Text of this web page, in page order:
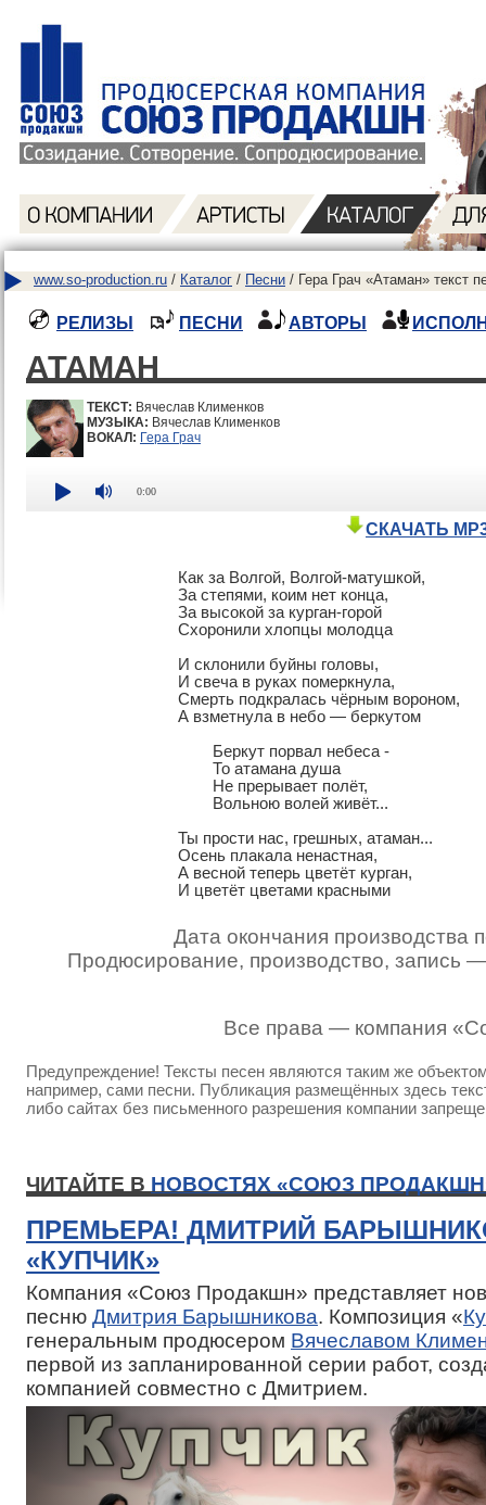
www.so-production.ru / Каталог / Песни / Гера Грач «Атаман» текст
РЕЛИЗЫ ПЕСНИ АВТОРЫ
АТАМАН
ТЕКСТ: Вячеслав Клименков
МУЗЫКА: Вячеслав Клименков
ВОКАЛ: Гера Грач
0:00
СКАЧАТЬ
Как за Волгой, Волгой-матушкой,
За степями, коим нет конца,
За высокой за курган-горой
Схоронили хлопцы молодца
И склонили буйны головы,
И свеча в руках померкнула,
Смерть подкралась чёрным вороном,
А взметнула в небо — беркутом
Ты прости нас, грешных, атаман...
Осень плакала ненастная,
А весной теперь цветёт курган,
И цветёт цветами красными
Дата окончания производства
Продюсирование, производство, запись
Все права — компания
Предупреждение! Тексты песен являются таким же
например, сами песни. Публикация размещённых здесь
либо сайтах без письменного разрешения компании
ЧИТАЙТЕ В НОВОСТЯХ «СОЮЗ
ПРЕМЬЕРА! ДМИТРИЙ
«КУПЧИК»
Компания «Союз Продакшн» представляет
песню Дмитрия Барышникова. Композиция «
генеральным продюсером Вячеславом
первой из запланированной серии работ,
компанией совместно с Дмитрием.